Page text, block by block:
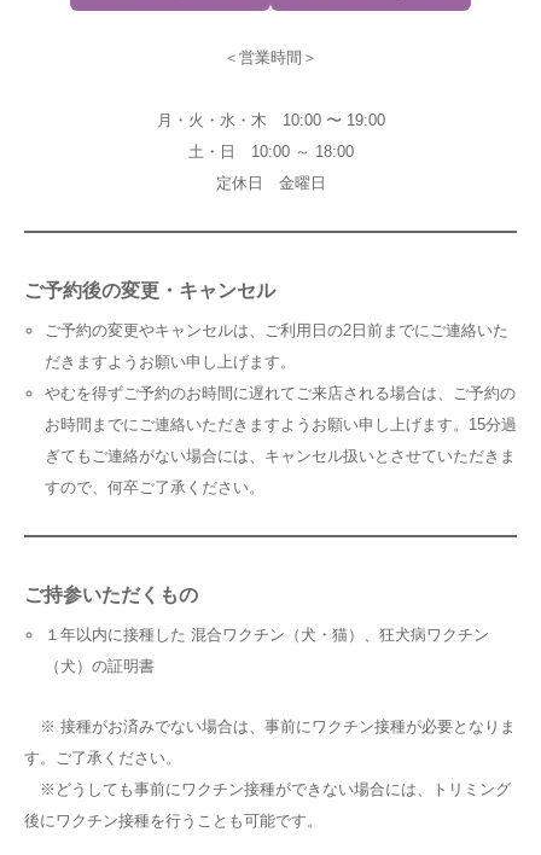
＜営業時間＞
月・火・水・木 10:00 〜 19:00
土・日 10:00 ～ 18:00
定休日 金曜日
ご予約後の変更・キャンセル
ご予約の変更やキャンセルは、ご利用日の2日前までにご連絡いた
だきますようお願い申し上げます。
やむを得ずご予約のお時間に遅れてご来店される場合は、ご予約の
お時間までにご連絡いただきますようお願い申し上げます。15分過
ぎてもご連絡がない場合には、キャンセル扱いとさせていただきま
すので、何卒ご了承ください。
ご持参いただくもの
１年以内に接種した 混合ワクチン（犬・猫）、狂犬病ワクチン
（犬）の証明書
※ 接種がお済みでない場合は、事前にワクチン接種が必要となりま
す。ご了承ください。
※どうしても事前にワクチン接種ができない場合には、トリミング
後にワクチン接種を行うことも可能です。